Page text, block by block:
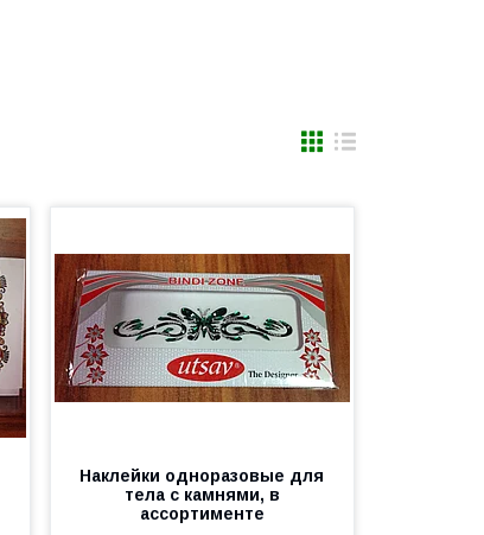
Наклейки одноразовые для
тела с камнями, в
ассортименте